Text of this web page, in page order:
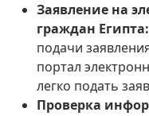
Заявление на
граждан Египта:
подачи
портал
легко подать
Проверка